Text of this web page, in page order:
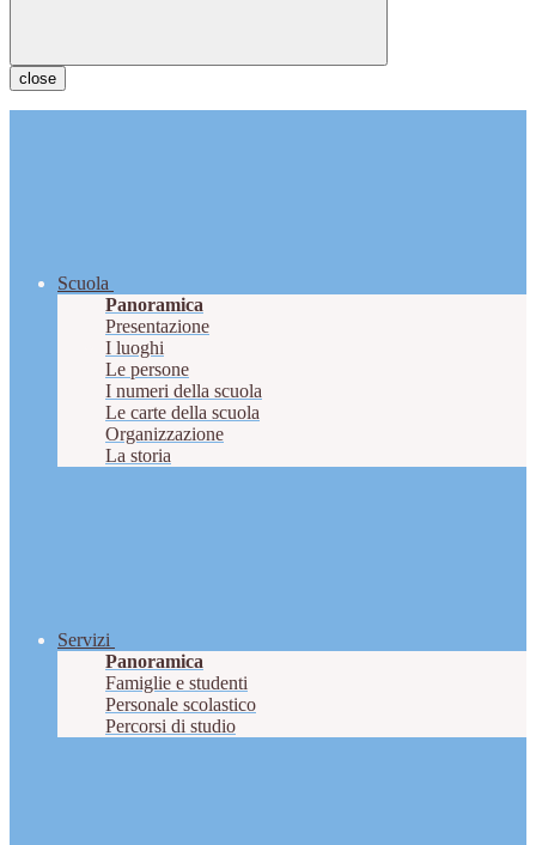
close
Scuola
Panoramica
Presentazione
I luoghi
Le persone
I numeri della scuola
Le carte della scuola
Organizzazione
La storia
Servizi
Panoramica
Famiglie e studenti
Personale scolastico
Percorsi di studio